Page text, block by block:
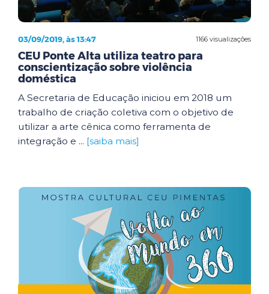
1166 visualizações
03/09/2019, às 13:47
CEU Ponte Alta utiliza teatro para
conscientização sobre violência
doméstica
A Secretaria de Educação iniciou em 2018 um
trabalho de criação coletiva com o objetivo de
utilizar a arte cênica como ferramenta de
integração e ... [saiba mais]